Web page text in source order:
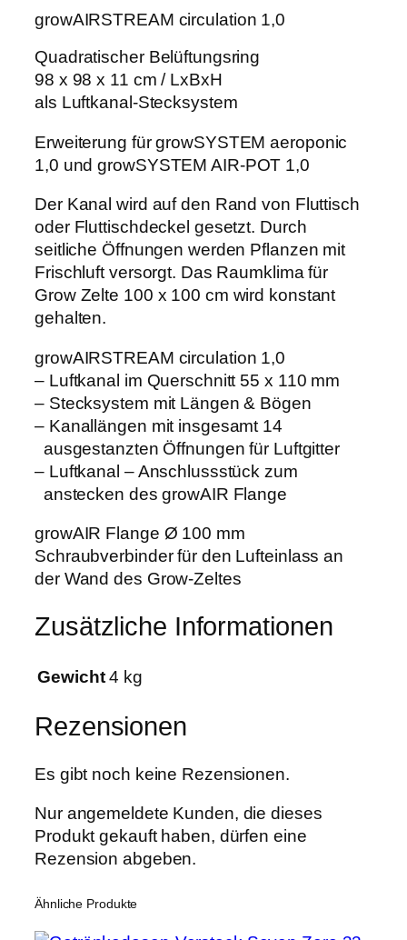
5
,
0
0
€
.
I
S
T
R
E
A
c
i
r
c
u
l
t
i
o
n
.
e
n
g
e
growAIRSTREAM circulation 1,0
Quadratischer Belüftungsring
98 x 98 x 11 cm / LxBxH
als Luftkanal-Stecksystem
Erweiterung für growSYSTEM aeroponic
1,0 und growSYSTEM AIR-POT 1,0
Der Kanal wird auf den Rand von Fluttisch
oder Fluttischdeckel gesetzt. Durch
seitliche Öffnungen werden Pflanzen mit
Frischluft versorgt. Das Raumklima für
Grow Zelte 100 x 100 cm wird konstant
gehalten.
growAIRSTREAM circulation 1,0
– Luftkanal im Querschnitt 55 x 110 mm
– Stecksystem mit Längen & Bögen
– Kanallängen mit insgesamt 14
ausgestanzten Öffnungen für Luftgitter
– Luftkanal – Anschlussstück zum
anstecken des growAIR Flange
growAIR Flange Ø 100 mm
Schraubverbinder für den Lufteinlass an
der Wand des Grow-Zeltes
Zusätzliche Informationen
Gewicht 4 kg
Rezensionen
Es gibt noch keine Rezensionen.
Nur angemeldete Kunden, die dieses
Produkt gekauft haben, dürfen eine
Rezension abgeben.
Ähnliche Produkte